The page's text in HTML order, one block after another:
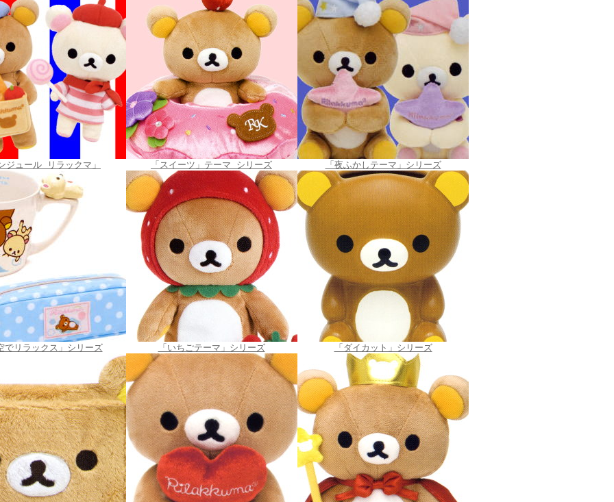
ジュール リラックマ」 「スイーツ」テーマ シリーズ 「夜ふかしテーマ」シリーズ
でリラックス」シリーズ 「いちごテーマ」シリーズ 「ダイカット」シリーズ